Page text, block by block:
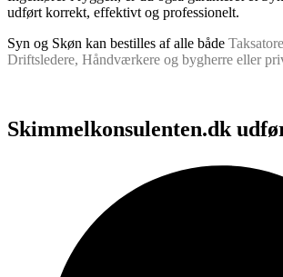
udført korrekt, effektivt og professionelt.
Syn og Skøn kan bestilles af alle både
Driftsledere, Håndværkere og bygherre eller
Skimmelkonsulenten.dk